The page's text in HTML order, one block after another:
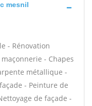
mesnil
- Rénovation
- Chapes
métallique -
- Peinture de
de façade -